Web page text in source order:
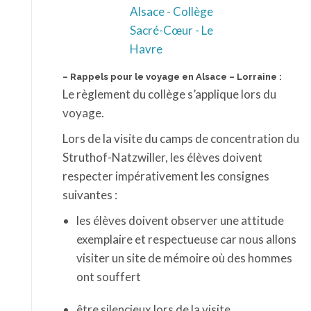
– Rappels pour le voyage en Alsace – Lorraine :
Le règlement du collège s’applique lors du
voyage.
Lors de la visite du camps de concentration du
Struthof-Natzwiller, les élèves doivent
respecter impérativement les consignes
suivantes :
les élèves doivent observer une attitude
exemplaire et respectueuse car nous allons
visiter un site de mémoire où des hommes
ont souffert